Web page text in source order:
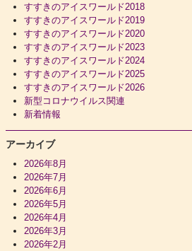
すすきのアイスワールド2018
すすきのアイスワールド2019
すすきのアイスワールド2020
すすきのアイスワールド2023
すすきのアイスワールド2024
すすきのアイスワールド2025
すすきのアイスワールド2026
新型コロナウイルス関連
新着情報
アーカイブ
2026年8月
2026年7月
2026年6月
2026年5月
2026年4月
2026年3月
2026年2月